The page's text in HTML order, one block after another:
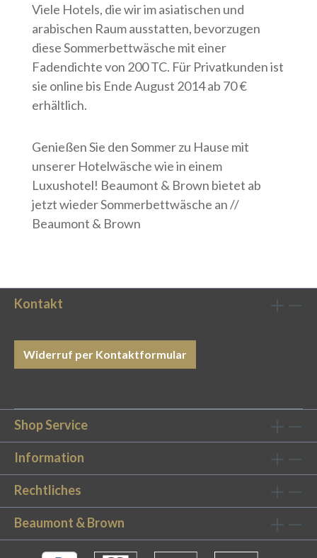
Viele Hotels, die wir im asiatischen und
arabischen Raum ausstatten, bevorzugen
diese Sommerbettwäsche mit einer
Fadendichte von 200 TC. Für Privatkunden ist
sie online bis Ende August 2014 ab 70 €
erhältlich.
Genießen Sie den Sommer zu Hause mit
unserer Hotelwäsche wie in einem
Luxushotel! Beaumont & Brown bietet ab
jetzt wieder Sommerbettwäsche an //
Beaumont & Brown
Kontakt
Widerruf per Kontaktformular
Shop Service
Information
Rechtliches
Beaumont & Brown